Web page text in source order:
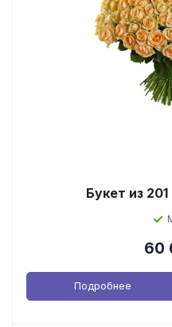
Букет из
60
Подробнее